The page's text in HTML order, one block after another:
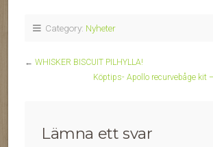
Category: Nyheter
← WHISKER BISCUIT PILHYLLA!
Köptips- Apollo recurvebåge kit
Lämna ett svar